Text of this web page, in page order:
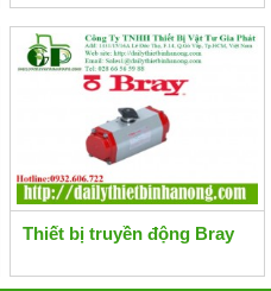
Thiết bị truyền động Bray